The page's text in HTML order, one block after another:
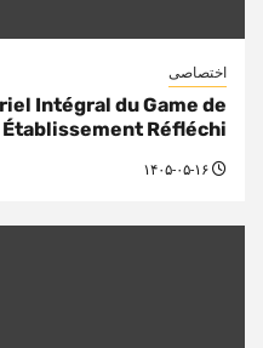
اختصاصی
Intégral du Game de
Établissement Réfléchi